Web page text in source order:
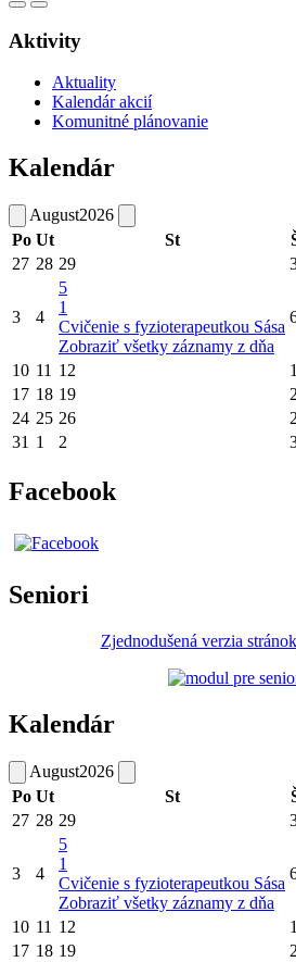
Aktivity
Aktuality
Kalendár akcií
Komunitné plánovanie
Kalendár
August2026
Po Ut St
27 28 29
3 4
5
1
Cvičenie s fyzioterapeutkou Sása
Zobraziť všetky záznamy z dňa
10 11 12
17 18 19
24 25 26
31 1 2
Facebook
Seniori
Zjednodušená verzia
Kalendár
August2026
Po Ut St
27 28 29
3 4
5
1
Cvičenie s fyzioterapeutkou Sása
Zobraziť všetky záznamy z dňa
10 11 12
17 18 19